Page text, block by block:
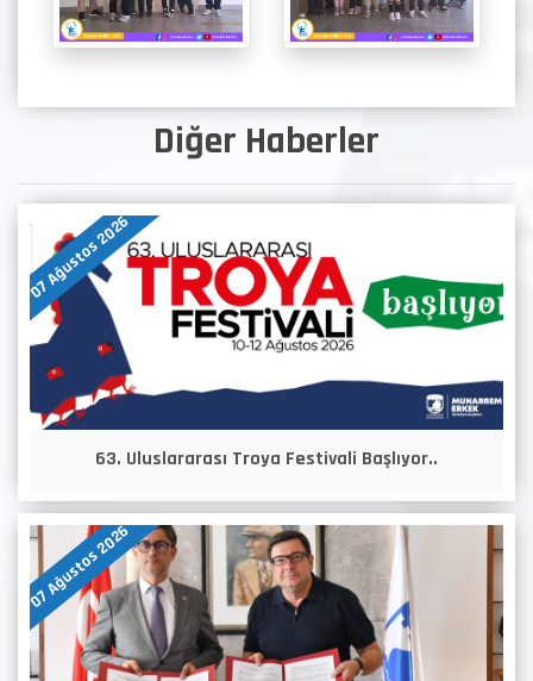
Diğer Haberler
07 Ağustos 2026
63. Uluslararası Troya Festivali Başlıyor..
07 Ağustos 2026